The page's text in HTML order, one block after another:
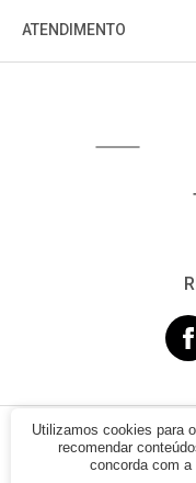
ATENDIMENTO
© 2021 - FUJISOM.
Utilizamos cookies para
recomendar
concorda com